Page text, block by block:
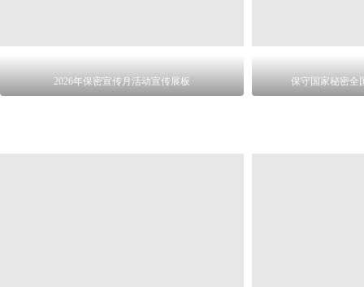
2026年保密宣传月活动宣传展板 保守国家秘密全